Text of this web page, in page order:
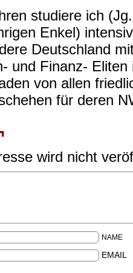
studiere ich
Enkel)
Deutschland
und Finanz-
von allen
für deren
wird nicht
NAME
EMAIL